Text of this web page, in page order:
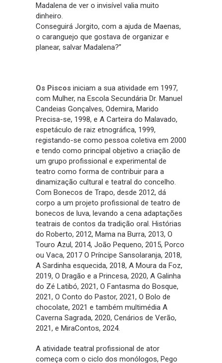
Madalena de ver o invisível valia muito
dinheiro.
Conseguirá Jorgito, com a ajuda de Maenas,
o caranguejo que gostava de organizar e
planear, salvar Madalena?”
Os Piscos iniciam a sua atividade em 1997,
com Mulher, na Escola Secundária Dr. Manuel
Candeias Gonçalves, Odemira, Marido
Precisa-se, 1998, e A Carteira do Malavado,
espetáculo de raiz etnográfica, 1999,
registando-se como pessoa coletiva em 2000
e tendo como principal objetivo a criação de
um grupo profissional e experimental de
teatro como forma de contribuir para a
dinamização cultural e teatral do concelho.
Com Bonecos de Trapo, desde 2012, dá
corpo a um projeto profissional de teatro de
bonecos de luva, levando a cena adaptações
teatrais de contos da tradição oral. Histórias
do Roberto, 2012, Mama na Burra, 2013, O
Touro Azul, 2014, João Pequeno, 2015, Porco
ou Vaca, 2017 O Príncipe Sansolaranja, 2018,
A Sardinha esquecida, 2018, A Moura da Foz,
2019, O Dragão e a Princesa, 2020, A Galinha
do Zé Latibó, 2021, O Fantasma do Bosque,
2021, O Conto do Pastor, 2021, O Bolo de
chocolate, 2021 e também multimédia A
Caverna Sagrada, 2020, Cenários de Verão,
2021, e MiraContos, 2024.
A atividade teatral profissional de ator
começa com o ciclo dos monólogos, Pego